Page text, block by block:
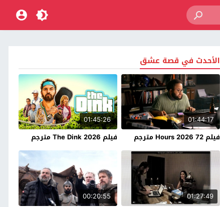
الأحدث في قصة عشق
01:44:17
فيلم 72 Hours 2026 مترجم
01:45:26
فيلم The Dink 2026 مترجم
01:27:49
00:20:55